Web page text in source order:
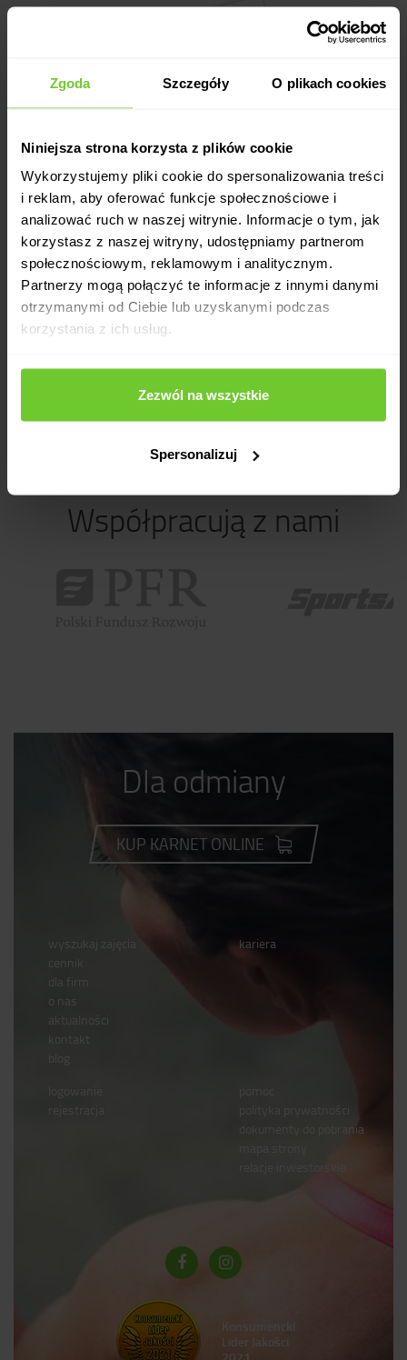
Zgoda Szczegóły O plikach cookies
Niniejsza strona korzysta z plików cookie
Wykorzystujemy pliki cookie do spersonalizowania treści
i reklam, aby oferować funkcje społecznościowe i
analizować ruch w naszej witrynie. Informacje o tym, jak
korzystasz z naszej witryny, udostępniamy partnerom
społecznościowym, reklamowym i analitycznym.
Partnerzy mogą połączyć te informacje z innymi danymi
otrzymanymi od Ciebie lub uzyskanymi podczas
korzystania z ich usług.
Zezwól na wszystkie
Spersonalizuj
Ćwiczę w Calypso Fitness Piła już drugi rok.
Różnorodność zajęć sprawia, że nigdy się nie
nudzę. To świetnie miejsce do pracy nad własną
sylwetką i słabościami.
Współpracują z nami
Dla odmiany
KUP KARNET ONLINE
wyszukaj zajęcia
cennik
dla firm
o nas
aktualności
kontakt
kariera
polityka prywatności
dokumenty do pobrania
Konsumencki
Lider Jakości